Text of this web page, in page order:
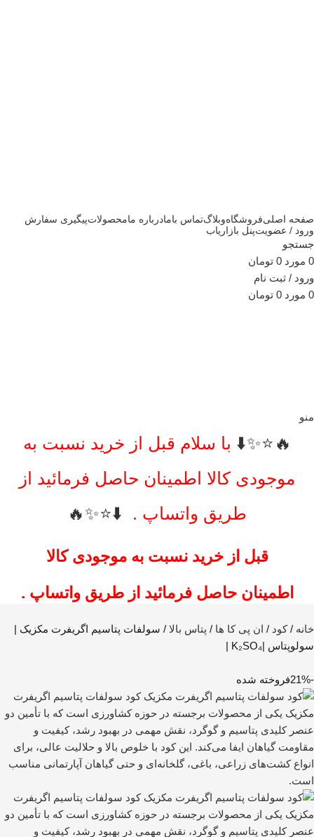
صفحه اصلیفروشگاهوبلاگتماس بامادرباره مامحصولاتپیگیری سفارش
ورود / عضویتپنل بازاریاب
جستجو
0 مورد 0 تومان
ورود / ثبت نام
0 مورد 0 تومان
منو
🔥⭐️✨⬇️ با سلام قبل از خرید نسبت به
موجودی کالا اطمینان حاصل فرمائید از
طریق واتساپ .
⬇️⭐️✨🔥
قبل از خرید نسبت به موجودی کالا
اطمینان حاصل فرمائید از طریق واتساپ .
خانه کود ان پی کا ها پتاس بالا
سولفات پتاسیم اگریفرت مکزیک |
سولوپتاس |K₂SO₄ |
-21% فروخته شده